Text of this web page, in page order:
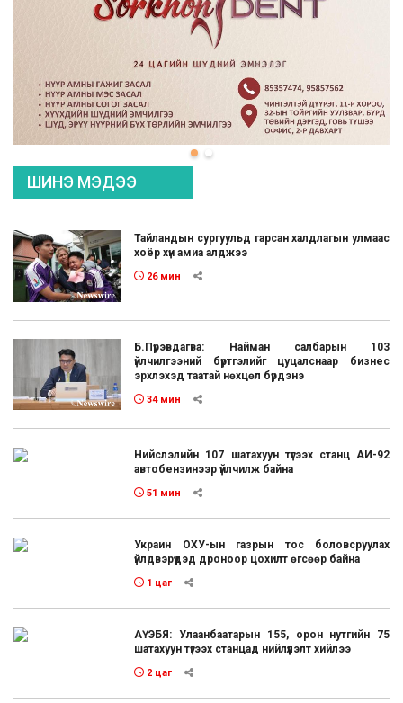
ШИНЭ МЭДЭЭ
Тайландын сургуульд гарсан халдлагын улмаас
хоёр хүн амиа алджээ
26 мин
Б.Пүрэвдагва: Найман салбарын 103
үйлчилгээний бүртгэлийг цуцалснаар бизнес
эрхлэхэд таатай нөхцөл бүрдэнэ
34 мин
Нийслэлийн 107 шатахуун түгээх станц АИ-92
автобензинээр үйлчилж байна
51 мин
Украин ОХУ-ын газрын тос боловсруулах
үйлдвэрүүдэд дроноор цохилт өгсөөр байна
1 цаг
АҮЭБЯ: Улаанбаатарын 155, орон нутгийн 75
шатахуун түгээх станцад нийлүүлэлт хийлээ
2 цаг